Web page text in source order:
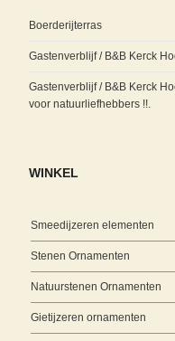
Boerderijterras
Gastenverblijf / B&B Kerck
Gastenverblijf / B&B Kerck
voor natuurliefhebbers !!.
WINKEL
Smeedijzeren elementen
Stenen Ornamenten
Natuurstenen Ornamenten
Gietijzeren ornamenten